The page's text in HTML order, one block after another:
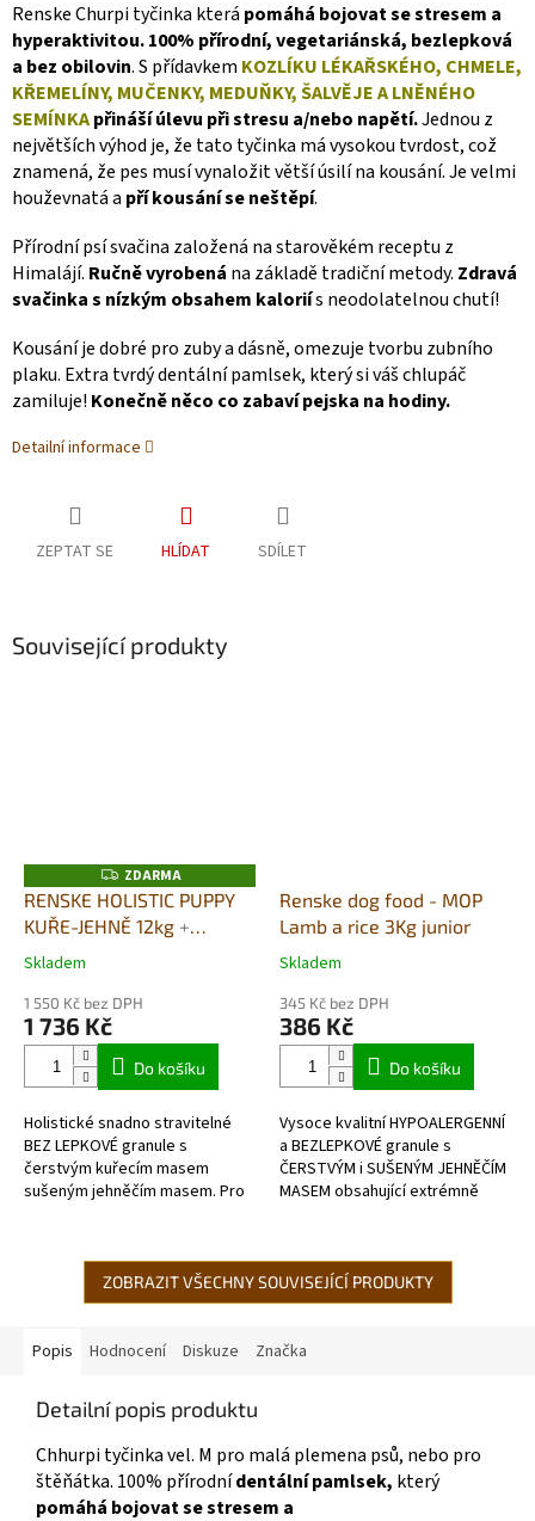
Renske Churpi tyčinka která pomáhá bojovat se stresem a
hyperaktivitou.100% přírodní, vegetariánská, bezlepková
a bez obilovin.S přídavkem KOZLÍKU LÉKAŘSKÉHO, CHMELE,
KŘEMELÍNY, MUČENKY, MEDUŇKY, ŠALVĚJE A LNĚNÉHO
SEMÍNKApřináší úlevu při stresu a/nebo napětí.Jednou z
největších výhod je, že tato tyčinka má vysokou tvrdost, což
znamená, že pes musí vynaložit větší úsilí na kousání. Je velmi
houževnatá a pří kousání se neštěpí.
Přírodní psí svačina založená na starověkém receptu z
Himalájí. Ručně vyrobená na základě tradiční metody. Zdravá
svačinka s nízkým obsahem kaloriís neodolatelnou chutí!
Kousání je dobré pro zuby a dásně, omezuje tvorbu zubního
plaku. Extra tvrdý dentální pamlsek, který si váš chlupáč
zamiluje! Konečně něco co zabaví pejska na hodiny.
Detailní informace
ZEPTAT SE HLÍDAT SDÍLET
Související produkty
Z
D
A
R
ZDARMA
RENSKE HOLISTIC PUPPY
KUŘE-JEHNĚ 12kg +
DUŠENÉ MASO V PÁŘE
Průměrné
produktu
je
hvězdiček.
Skladem
1 550 Kč bez DPH
1 736 Kč
Do košíku
Holistické snadno stravitelné
BEZ LEPKOVÉ granule s
čerstvým kuřecím masem
sušeným jehněčím masem. Pro
SNADNO STRAVITELNÉ KRMIVO
Renske dog food - MOP
Lamb a rice 3Kg junior
Průměrné
produktu
je
hvězdiček.
Skladem
345 Kč bez DPH
386 Kč
Do košíku
Vysoce kvalitní HYPOALERGENNÍ
a BEZLEPKOVÉ granule s
ČERSTVÝM i SUŠENÝM JEHNĚČÍM
MASEM obsahující extrémně
ZOBRAZIT VŠECHNY SOUVISEJÍCÍ PRODUKTY
Popis Hodnocení Diskuze Značka
Detailní popis produktu
Chhurpi tyčinka vel. M pro malá plemena psů, nebo pro
štěňátka. 100% přírodnídentální pamlsek, který
pomáhá bojovat se stresem a